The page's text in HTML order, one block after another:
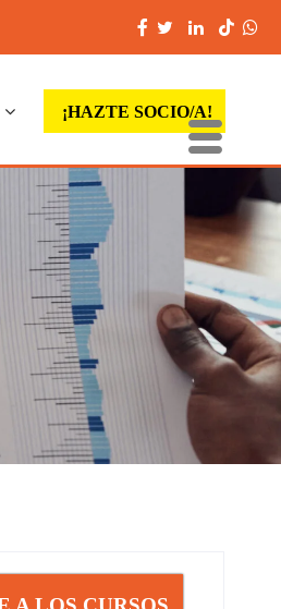
¡HAZTE SOCIO/A!